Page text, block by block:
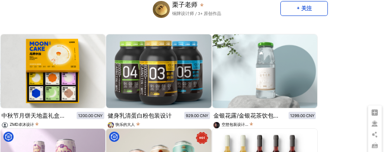
栗子老师
铜牌设计师 / 3+ 原创作品
+ 关注
中秋节月饼天地盖礼盒包装设计
1200.00 CNY
ZMD卓沐设计
健身乳清蛋白粉包装设计
929.00 CNY
快乐的大人
金银花露/金银花茶饮包装设计
1299.00 CNY
空想包装设计师